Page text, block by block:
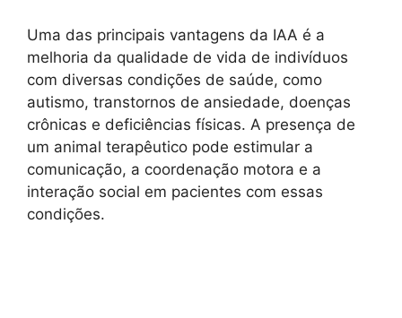
Uma das principais vantagens da IAA é a
melhoria da qualidade de vida de indivíduos
com diversas condições de saúde, como
autismo, transtornos de ansiedade, doenças
crônicas e deficiências físicas. A presença de
um animal terapêutico pode estimular a
comunicação, a coordenação motora e a
interação social em pacientes com essas
condições.